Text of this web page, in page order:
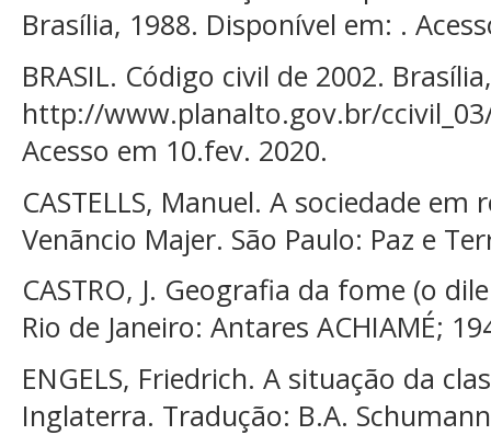
Brasília, 1988. Disponível em: .
BRASIL. Código civil de 2002.
http://www.planalto.gov.br/
Acesso em 10.fev. 2020.
CASTELLS, Manuel. A sociedade em
Venãncio Majer. São Paulo: Paz e
CASTRO, J. Geografia da fome (o
Rio de Janeiro: Antares ACHIAMÉ;
ENGELS, Friedrich. A situação da
Inglaterra. Tradução: B.A.